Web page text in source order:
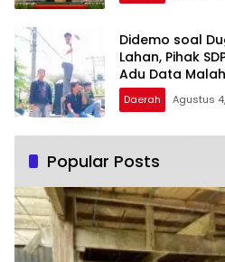
Didemo soal
Lahan, Pihak
Adu Data
Daerah Agustus
Popular Posts